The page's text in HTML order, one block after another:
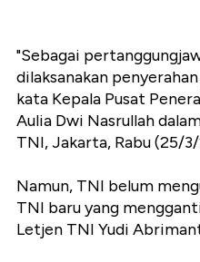
"Sebagai
dilaksanakan
kata Kepala Pusat
Aulia Dwi Nasrullah
TNI, Jakarta, Rabu (25/
Namun, TNI belum
TNI baru yang
Letjen TNI Yudi